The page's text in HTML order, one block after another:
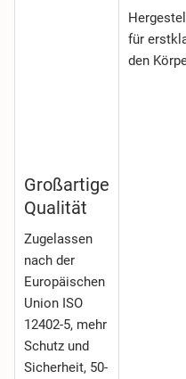
Großartige
Qualität
Zugelassen
nach der
Europäischen
Union ISO
12402-5, mehr
Schutz und
Sicherheit, 50-
für
den